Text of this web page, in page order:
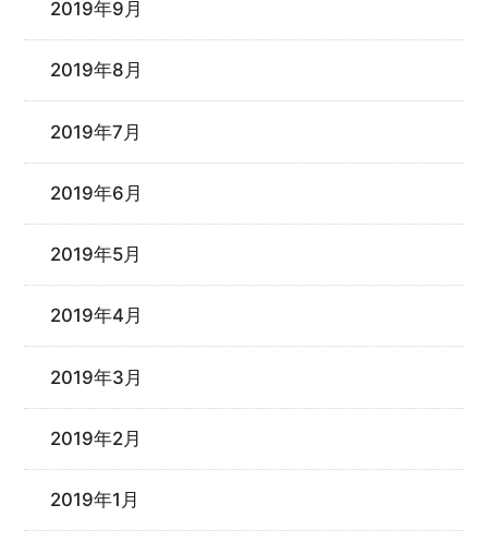
2019年9月
2019年8月
2019年7月
2019年6月
2019年5月
2019年4月
2019年3月
2019年2月
2019年1月